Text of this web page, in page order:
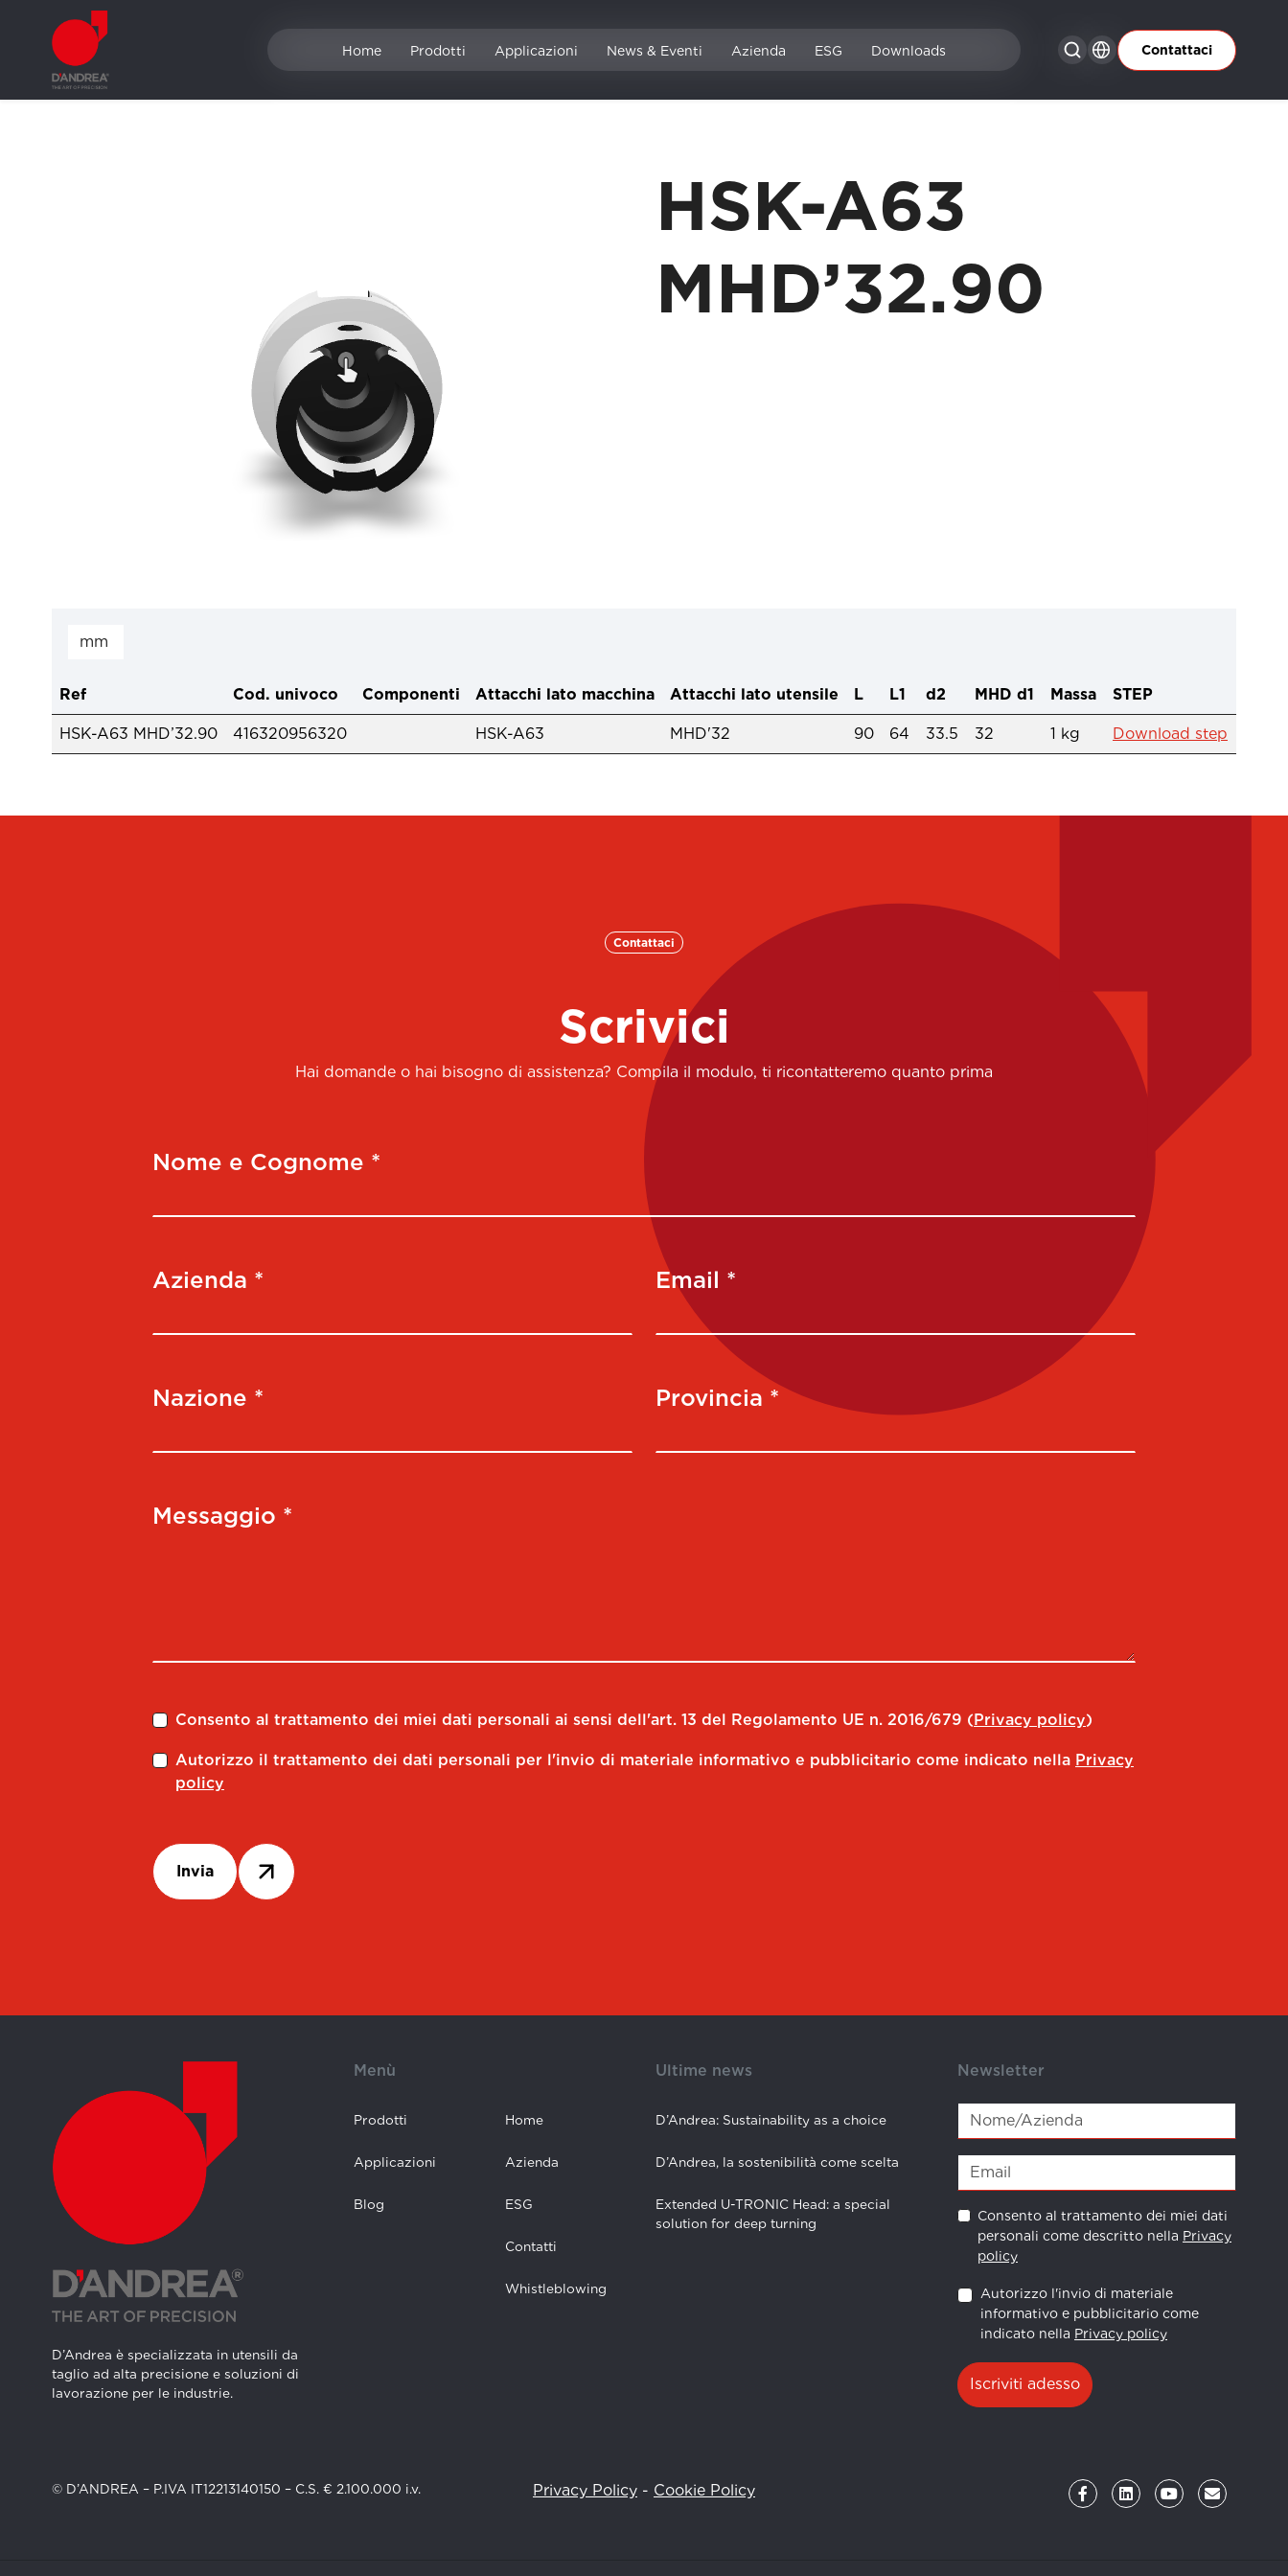
Home Prodotti Applicazioni News & Eventi Azienda ESG Downloads Contattaci
HSK-A63
MHD’32.90
Ref Cod. univoco Componenti Attacchi lato macchina Attacchi lato utensile L L1 d2 MHD d1 Massa STEP
HSK-A63 MHD’32.90 416320956320 HSK-A63 MHD'32 90 64 33.5 32 1 kg Download step
Contattaci
Scrivici
Hai domande o hai bisogno di assistenza? Compila il modulo, ti ricontatteremo quanto prima
Nome e Cognome *
Azienda * Email *
Nazione * Provincia *
Messaggio *
Consento al trattamento dei miei dati personali ai sensi dell'art. 13 del Regolamento UE n. 2016/679 (Privacy policy)
Autorizzo il trattamento dei dati personali per l'invio di materiale informativo e pubblicitario come indicato nella Privacy
policy
Invia
D’Andrea è specializzata in utensili da
taglio ad alta precisione e soluzioni di
lavorazione per le industrie.
Menù
Prodotti
Applicazioni
Blog
Home
Azienda
ESG
Contatti
Whistleblowing
Ultime news
D’Andrea: Sustainability as a choice
D’Andrea, la sostenibilità come scelta
Extended U-TRONIC Head: a special
solution for deep turning
Newsletter
Consento al trattamento dei miei dati
personali come descritto nella Privacy
policy
Autorizzo l'invio di materiale
informativo e pubblicitario come
indicato nella Privacy policy
Iscriviti adesso
© D’ANDREA – P.IVA IT12213140150 – C.S. € 2.100.000 i.v. Privacy Policy- Cookie Policy